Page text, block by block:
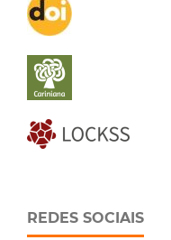
REDES SOCIAIS